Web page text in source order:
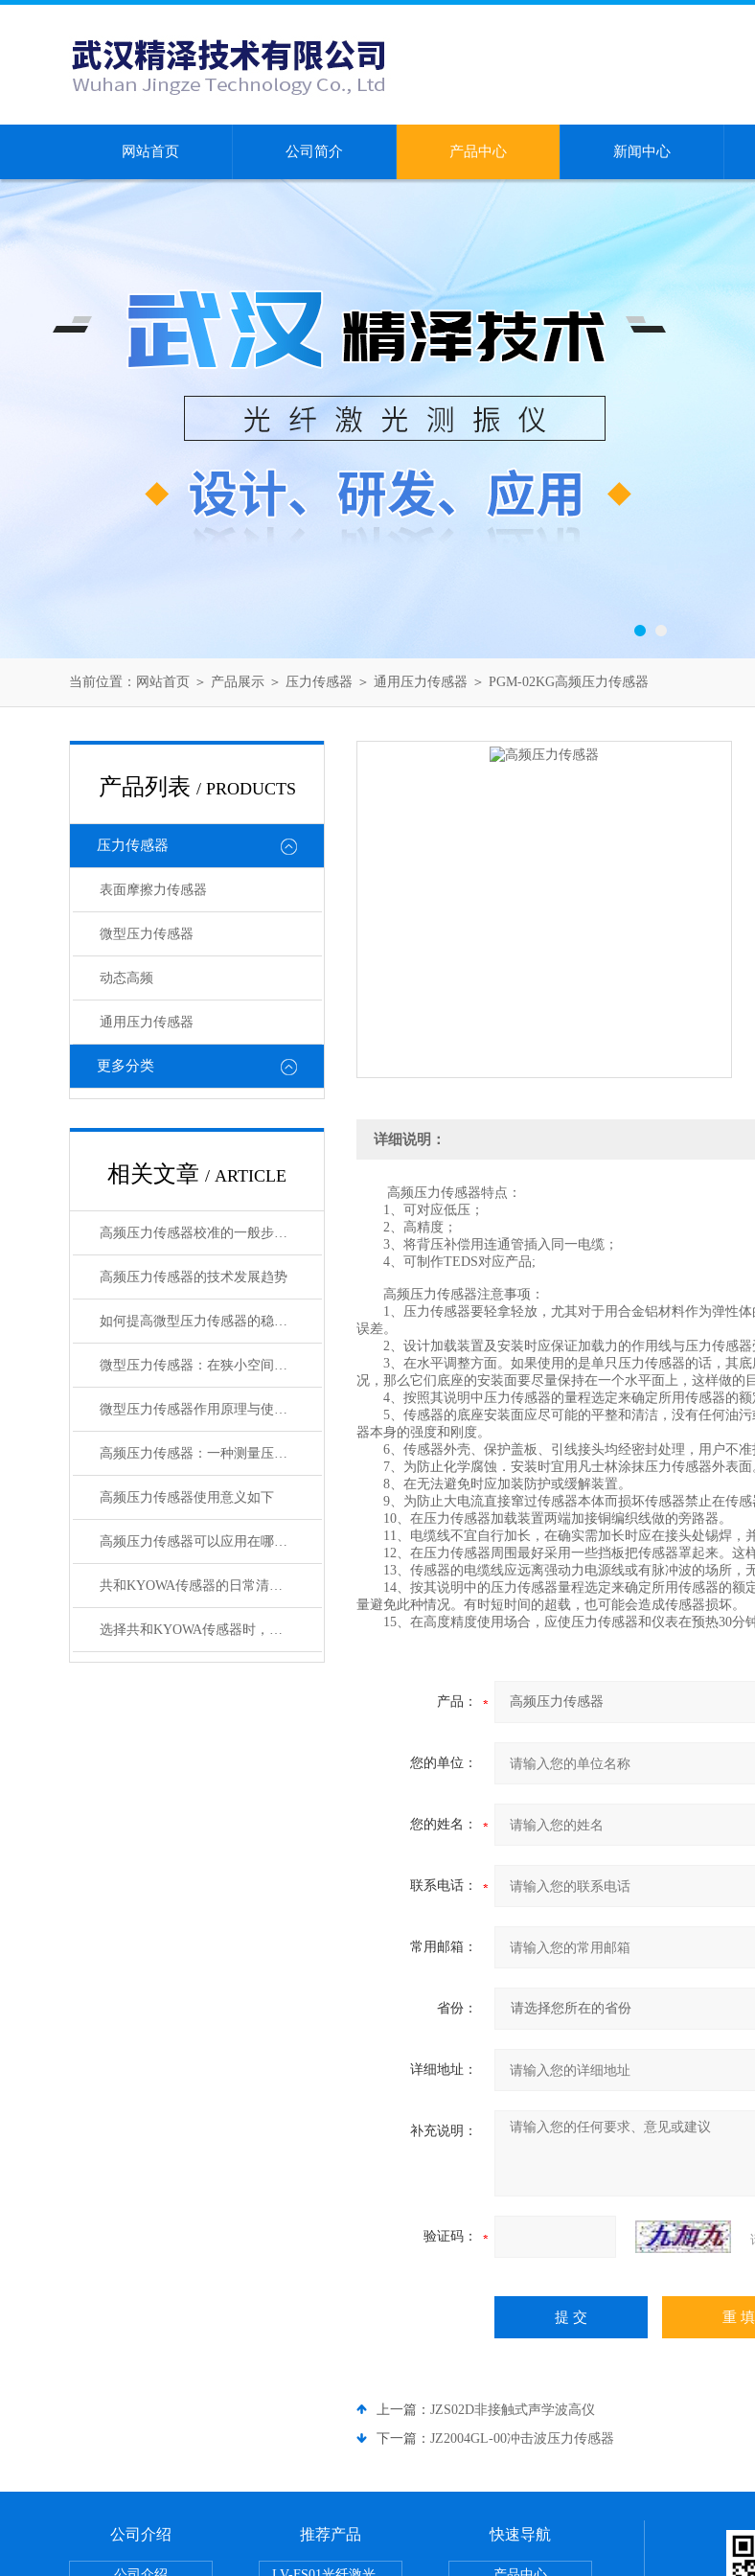
网站首页 公司简介 产品中心 新闻中心
当前位置： 网站首页 ＞ 产品展示 ＞ 压力传感器 ＞ 通用压力传感器 ＞ PGM-02KG高频压力传感器
产品列表 / PRODUCTS
压力传感器
表面摩擦力传感器
微型压力传感器
动态高频
通用压力传感器
更多分类
相关文章 / ARTICLE
高频压力传感器校准的一般步骤和方法
高频压力传感器的技术发展趋势
如何提高微型压力传感器的稳定性和可靠性？
微型压力传感器：在狭小空间的压力测量利器
微型压力传感器作用原理与使用注意事项
高频压力传感器：一种测量压力的装置
高频压力传感器使用意义如下
高频压力传感器可以应用在哪些领域？
共和KYOWA传感器的日常清洗维护
选择共和KYOWA传感器时，这些情况一定要先知道
详细说明：
高频压力传感器特点：
1、可对应低压；
2、高精度；
3、将背压补偿用连通管插入同一电缆；
4、可制作TEDS对应产品;
高频压力传感器注意事项：
1、压力传感器要轻拿轻放，尤其对于用合金铝材料作为弹性体
误差。
2、设计加载装置及安装时应保证加载力的作用线与压力传感器
3、在水平调整方面。如果使用的是单只压力传感器的话，其底
况，那么它们底座的安装面要尽量保持在一个水平面上，这样做的
4、按照其说明中压力传感器的量程选定来确定所用传感器的额
5、传感器的底座安装面应尽可能的平整和清洁，没有任何油污
器本身的强度和刚度。
6、传感器外壳、保护盖板、引线接头均经密封处理，用户不准
7、为防止化学腐蚀．安装时宜用凡士林涂抹压力传感器外表面
8、在无法避免时应加装防护或缓解装置。
9、为防止大电流直接窜过传感器本体而损坏传感器禁止在传感
10、在压力传感器加载装置两端加接铜编织线做的旁路器。
11、电缆线不宜自行加长，在确实需加长时应在接头处锡焊，并
12、在压力传感器周围最好采用一些挡板把传感器罩起来。这
13、传感器的电缆线应远离强动力电源线或有脉冲波的场所，
14、按其说明中的压力传感器量程选定来确定所用传感器的额
量避免此种情况。有时短时间的超载，也可能会造成传感器损坏。
15、在高度精度使用场合，应使压力传感器和仪表在预热30分钟
产品：
您的单位：
您的姓名：
联系电话：
常用邮箱：
省份：
详细地址：
补充说明：
验证码：
上一篇： JZS02D非接触式声学波高仪
下一篇： JZ2004GL-00冲击波压力传感器
公司介绍 推荐产品 快速导航